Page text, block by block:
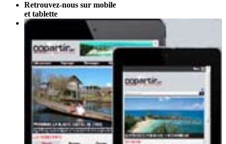
Retrouvez-nous sur mobile
et tablette